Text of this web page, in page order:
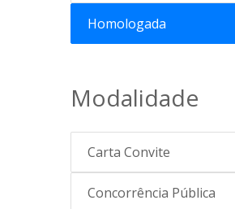
Homologada
Modalidade
Carta Convite
Concorrência Pública